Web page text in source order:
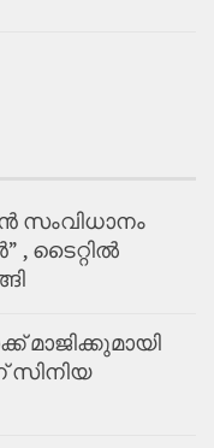
സംവിധാനം
, ടൈറ്റിൽ
മാജിക്കുമായി
സിനിയ